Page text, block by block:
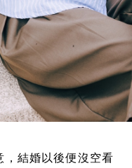
，結婚以後便沒空看